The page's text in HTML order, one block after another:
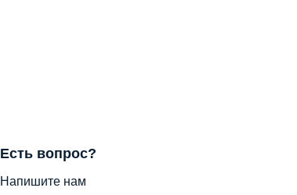
Есть вопрос?
Напишите нам